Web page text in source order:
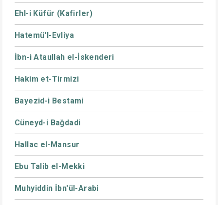
Ehl-i Küfür (Kafirler)
Hatemü'l-Evliya
İbn-i Ataullah el-İskenderi
Hakim et-Tirmizi
Bayezid-i Bestami
Cüneyd-i Bağdadi
Hallac el-Mansur
Ebu Talib el-Mekki
Muhyiddin İbn'ül-Arabi